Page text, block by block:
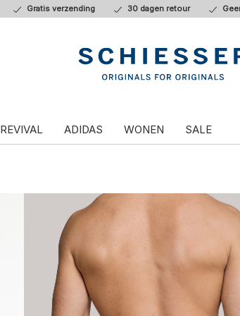
Gratis verzending 30 dagen retour
REVIVAL ADIDAS WONEN SALE